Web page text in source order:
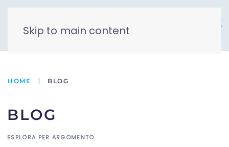
Skip to main content
HOME BLOG
BLOG
ESPLORA PER ARGOMENTO